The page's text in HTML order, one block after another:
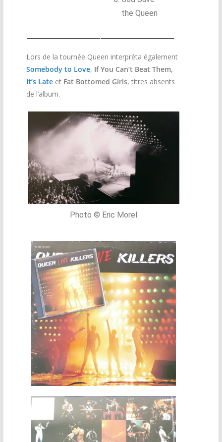
the Queen
Lors de la tournée Queen interpréta également
Somebody to Love, If You Can’t Beat Them,
It’s Lateet Fat Bottomed Girls, titres absents
de l’album.
Photo © Eric Morel